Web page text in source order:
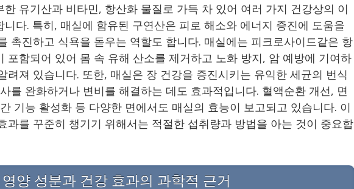
한 유기산과 비타민, 항산화 물질로 가득 차 있어 여러 가지 건강상의 이
니다. 특히, 매실에 함유된 구연산은 피로 해소와 에너지 증진에 도움을
촉진하고 식욕을 돋우는 역할도 합니다. 매실에는 피크로사이드같은 항
포함되어 있어 몸 속 유해 산소를 제거하고 노화 방지, 암 예방에 기여하
려져 있습니다. 또한, 매실은 장 건강을 증진시키는 유익한 세균의 번식
를 완화하거나 변비를 해결하는 데도 효과적입니다. 혈액순환 개선, 면
기능 활성화 등 다양한 면에서도 매실의 효능이 보고되고 있습니다. 이
과를 꾸준히 챙기기 위해서는 적절한 섭취량과 방법을 아는 것이 중요합
양 성분과 건강 효과의 과학적 근거